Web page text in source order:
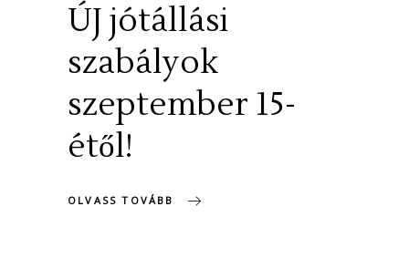
ÚJ jótállási
szabályok
szeptember 15-
étől!
OLVASS TOVÁBB